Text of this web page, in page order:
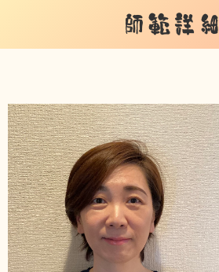
師範詳細